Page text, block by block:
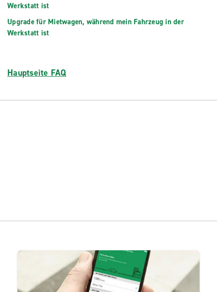
Werkstatt ist
Upgrade für Mietwagen, während mein Fahrzeug in der
Werkstatt ist
Hauptseite FAQ